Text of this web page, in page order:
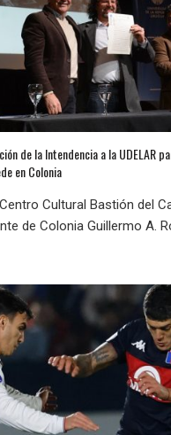
de la Intendencia a la UDELAR
en Colonia
Cultural Bastión del
de Colonia Guillermo A.